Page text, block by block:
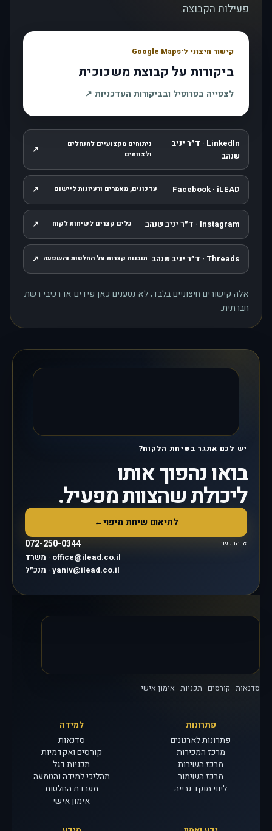
פעילות הקבוצה.
קישור חיצוני ל־Google Maps
ביקורות על קבוצת משכוכית
לצפייה בפרופיל ובביקורות העדכניות ↗
LinkedIn · ד״ר יניב
שנהב
ניתוחים מקצועיים למנהלים
ולצוותים
↗ , נפתח בחלון חדש
Facebook · iLEAD עדכונים, מאמרים ורעיונות ליישום ↗ , נפתח בחלון חדש
Instagram · ד״ר יניב שנהב כלים קצרים לשיחות לקוח ↗ , נפתח בחלון חדש
Threads · ד״ר יניב שנהב תובנות קצרות על החלטות והשפעה ↗ , נפתח בחלון חדש
אלה קישורים חיצוניים בלבד; לא נטענים כאן פידים או רכיבי רשת
חברתית.
יש לכם אתגר בשיחת הלקוח?
בואו נהפוך אותו
ליכולת שהצוות מפעיל.
לתיאום שיחת מיפוי←
או התקשרו 072-250-0344
משרד · office@ilead.co.il
מנכ״ל · yaniv@ilead.co.il
סדנאות · קורסים · תכניות · אימון אישי
פתרונות
פתרונות לארגונים
מרכז המכירות
מרכז השירות
מרכז השימור
ליווי מוקד גבייה
למידה
סדנאות
קורסים ואקדמיות
תכניות דגל
תהליכי למידה והטמעה
מעבדת החלטות
אימון אישי